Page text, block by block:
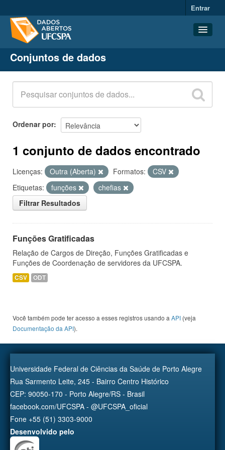
Entrar
Conjuntos de dados
Organizações
Grupos
Sobre
Conjuntos de dados
Ordenar por
1 conjunto de dados encontrado
Licenças: Outra (Aberta) Formatos:
CSV
Etiquetas:
funções
chefias
Filtrar Resultados
Funções Gratificadas
Relação de Cargos de Direção, Funções Gratificadas e
Funções de Coordenação de servidores da UFCSPA.
CSV ODT
Você também pode ter acesso a esses registros usando a API (veja
Documentação da API).
Universidade Federal de Ciências da Saúde de Porto Alegre
Rua Sarmento Leite, 245 - Bairro Centro Histórico
CEP: 90050-170 - Porto Alegre/RS - Brasil
facebook.com/UFCSPA - @UFCSPA_oficial
Fone +55 (51) 3303-9000
Desenvolvido pelo